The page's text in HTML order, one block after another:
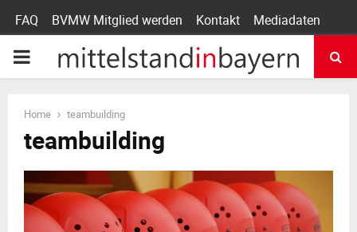
FAQ BVMW Mitglied werden Kontakt Mediadaten
P
M
Home teambuilding
teambuilding